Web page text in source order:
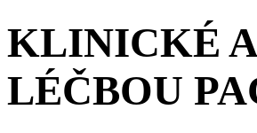
KLINICKÉ
LÉČBOU